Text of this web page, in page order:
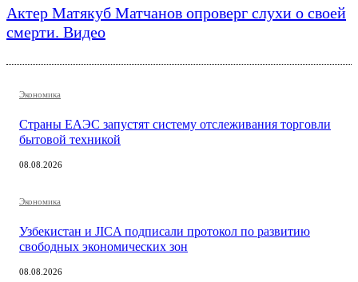
Актер Матякуб Матчанов опроверг слухи о своей
смерти. Видео
Экономика
Страны ЕАЭС запустят систему отслеживания торговли
бытовой техникой
08.08.2026
Экономика
Узбекистан и JICA подписали протокол по развитию
свободных экономических зон
08.08.2026